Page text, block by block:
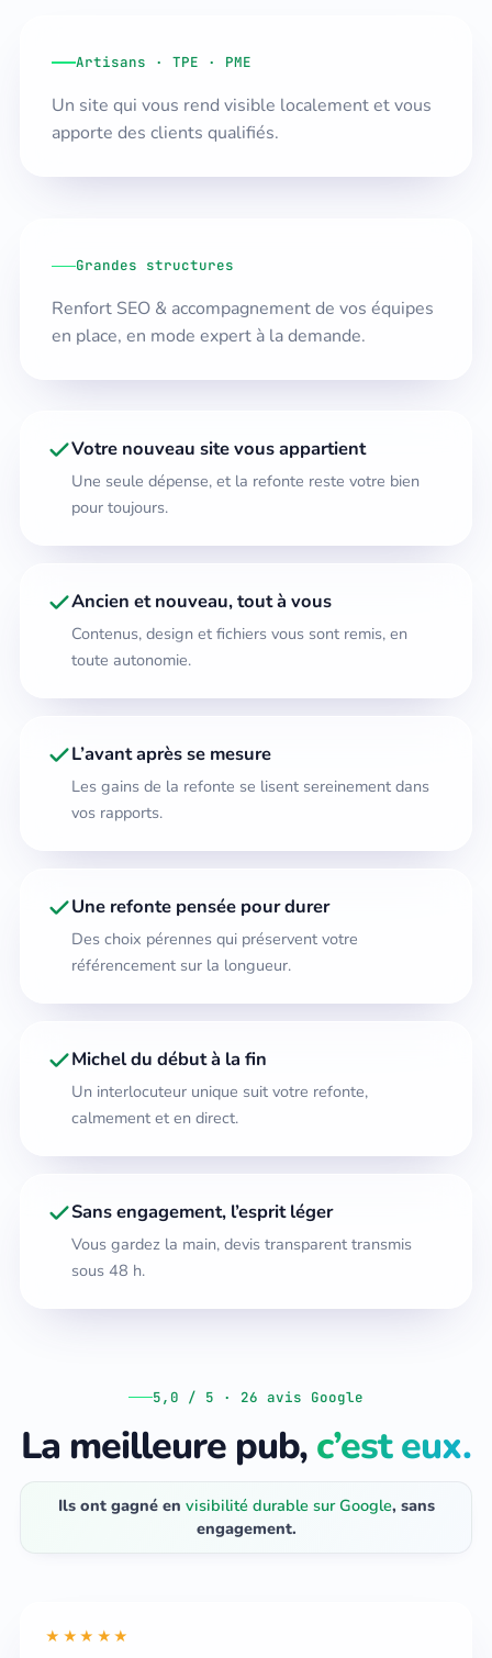
Artisans · TPE · PME
Un site qui vous rend visible localement et vous
apporte des clients qualifiés.
Grandes structures
Renfort SEO & accompagnement de vos équipes
en place, en mode expert à la demande.
Votre nouveau site vous appartient
Une seule dépense, et la refonte reste votre bien
pour toujours.
Ancien et nouveau, tout à vous
Contenus, design et fichiers vous sont remis, en
toute autonomie.
L’avant après se mesure
Les gains de la refonte se lisent sereinement dans
vos rapports.
Une refonte pensée pour durer
Des choix pérennes qui préservent votre
référencement sur la longueur.
Michel du début à la fin
Un interlocuteur unique suit votre refonte,
calmement et en direct.
Sans engagement, l’esprit léger
Vous gardez la main, devis transparent transmis
sous 48 h.
5,0 / 5 · 26 avis Google
La meilleure pub,c’est eux.
Ils ont gagné en visibilité durable sur Google, sans
engagement.
★★★★★